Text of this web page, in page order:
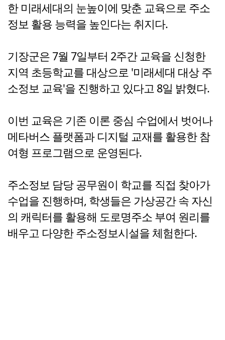
한 미래세대의 눈높이에 맞춘 교육으로 주소
정보 활용 능력을 높인다는 취지다.
기장군은 7월 7일부터 2주간 교육을 신청한
지역 초등학교를 대상으로 '미래세대 대상 주
소정보 교육'을 진행하고 있다고 8일 밝혔다.
이번 교육은 기존 이론 중심 수업에서 벗어나
메타버스 플랫폼과 디지털 교재를 활용한 참
여형 프로그램으로 운영된다.
주소정보 담당 공무원이 학교를 직접 찾아가
수업을 진행하며, 학생들은 가상공간 속 자신
의 캐릭터를 활용해 도로명주소 부여 원리를
배우고 다양한 주소정보시설을 체험한다.